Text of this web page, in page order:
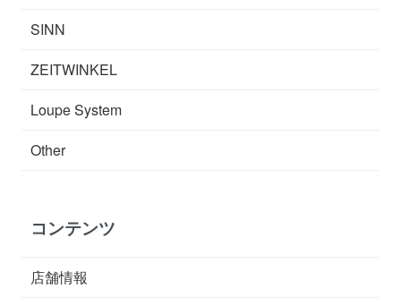
SINN
ZEITWINKEL
Loupe System
Other
コンテンツ
店舗情報